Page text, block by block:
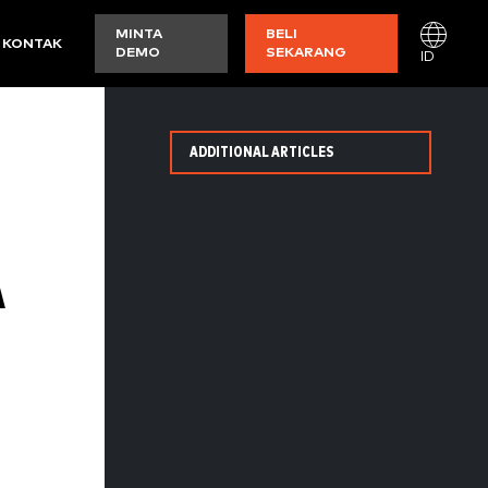
KONTAK
MINTA
DEMO
BELI
SEKARANG
ID
ADDITIONAL ARTICLES